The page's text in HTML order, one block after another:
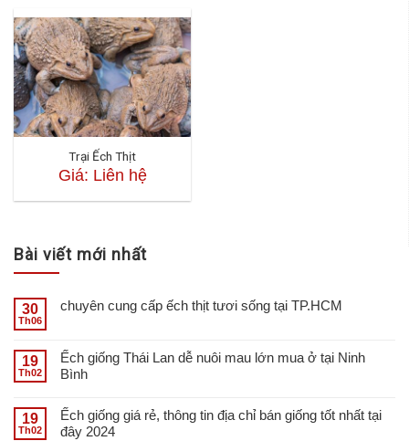
Trại Ếch Thịt
Giá: Liên hệ
Bài viết mới nhất
30
Th06
chuyên cung cấp ếch thịt tươi sống tại TP.HCM
19
Th02
Ếch giống Thái Lan dễ nuôi mau lớn mua ở tại Ninh
Bình
19
Th02
Ếch giống giá rẻ, thông tin địa chỉ bán giống tốt nhất tại
đây 2024